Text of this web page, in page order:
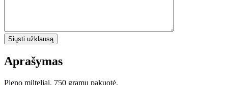
Aprašymas
Pieno milteliai. 750 gramų pakuotė.